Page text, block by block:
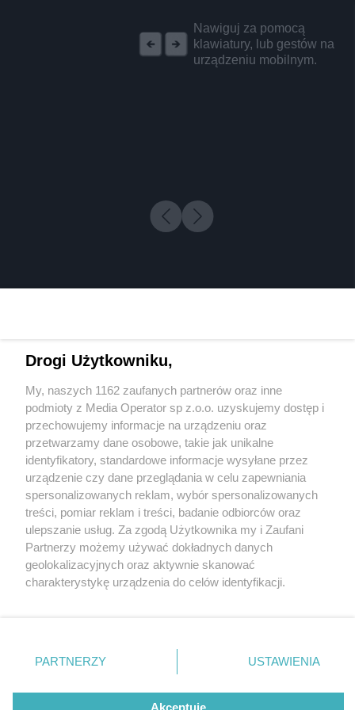
Nawiguj za pomocą
klawiatury, lub gestów na
urządzeniu mobilnym.
2 / 0
Wydawca mediów lokalnych
Nie zapomnij
zapoznać się z:
polityką prywatności regulamin korzystania z portali
Twojemiasto
Piekary Śląskie
Chorzów
Tarnowskie Góry
Gliwice
Skontakuj sięz nami
Kontakt
Wydawca
Redakcja
Drogi Użytkowniku,
My, naszych 1162 zaufanych partnerów oraz inne
podmioty z Media Operator sp z.o.o. uzyskujemy dostęp i
przechowujemy informacje na urządzeniu oraz
przetwarzamy dane osobowe, takie jak unikalne
identyfikatory, standardowe informacje wysyłane przez
urządzenie czy dane przeglądania w celu zapewniania
spersonalizowanych reklam, wybór spersonalizowanych
treści, pomiar reklam i treści, badanie odbiorców oraz
ulepszanie usług. Za zgodą Użytkownika my i Zaufani
Partnerzy możemy używać dokładnych danych
geolokalizacyjnych oraz aktywnie skanować
charakterystykę urządzenia do celów identyfikacji.
zmienić/wycofać klikając przycisk ustawień prywatności
znajdujący się w lewym dolnym rogu strony
rodzaje przetwarzania danych nie wymagają zgody
użytkownika, ale masz prawo sprzeciwić się takiemu
PARTNERZY USTAWIENIA
Akceptuję